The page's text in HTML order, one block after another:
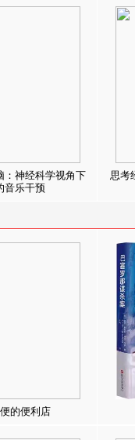
：神经科学视角下
音乐干预
思考
的便利店